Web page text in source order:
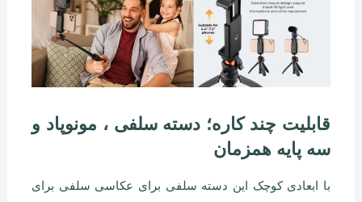
قابلیت چند کاره؛ دسته سلفی ، مونوپاد و
سه پایه همزمان
با ابعادی کوچک این دسته سلفی برای عکاسی سلفی برای